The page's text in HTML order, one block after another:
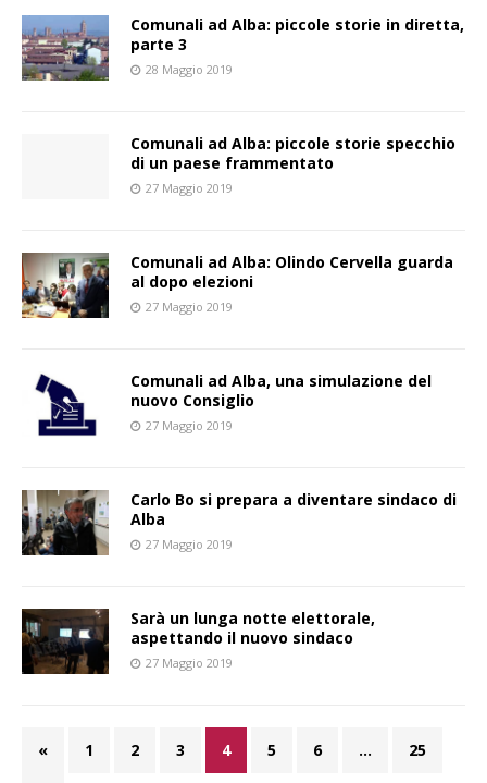
Comunali ad Alba: piccole storie in diretta,
parte 3
28 Maggio 2019
Comunali ad Alba: piccole storie specchio
di un paese frammentato
27 Maggio 2019
Comunali ad Alba: Olindo Cervella guarda
al dopo elezioni
27 Maggio 2019
Comunali ad Alba, una simulazione del
nuovo Consiglio
27 Maggio 2019
Carlo Bo si prepara a diventare sindaco di
Alba
27 Maggio 2019
Sarà un lunga notte elettorale,
aspettando il nuovo sindaco
27 Maggio 2019
« 1 2 3 4 5 6 … 25